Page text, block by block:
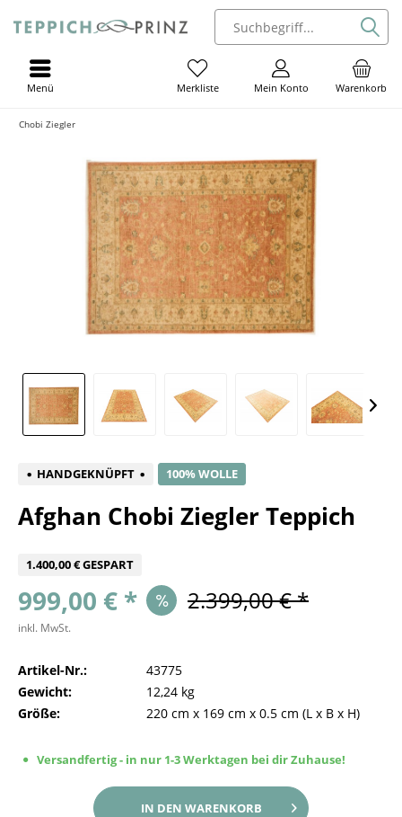
Warenkorb
Mein Konto
Merkliste
Menü
Chobi Ziegler
HANDGEKNÜPFT 100% WOLLE
Afghan Chobi Ziegler Teppich
1.400,00 € GESPART
999,00 € * 2.399,00 € *
inkl. MwSt.
Artikel-Nr.:
43775
Gewicht:
12,24 kg
Größe:
220 cm x 169 cm x 0.5 cm (L x B x H)
Versandfertig - in nur 1-3 Werktagen bei dir Zuhause!
IN DEN WARENKORB